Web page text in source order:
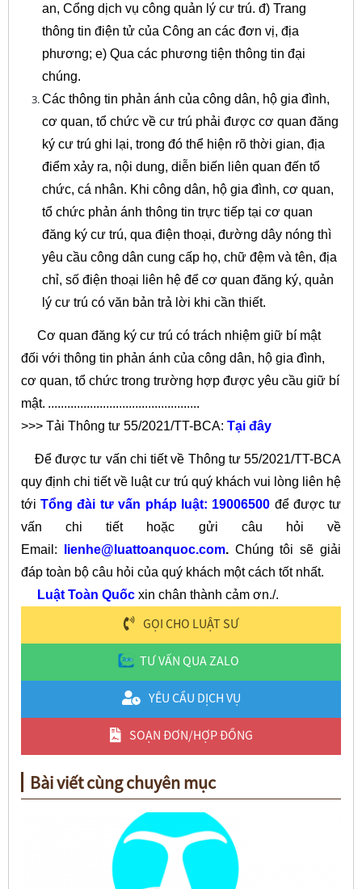
an, Cổng dịch vụ công quản lý cư trú. đ) Trang
thông tin điện tử của Công an các đơn vị, địa
phương; e) Qua các phương tiện thông tin đại
chúng.
Các thông tin phản ánh của công dân, hộ gia đình,
cơ quan, tổ chức về cư trú phải được cơ quan đăng
ký cư trú ghi lại, trong đó thể hiện rõ thời gian, địa
điểm xảy ra, nội dung, diễn biến liên quan đến tổ
chức, cá nhân. Khi công dân, hộ gia đình, cơ quan,
tổ chức phản ánh thông tin trực tiếp tại cơ quan
đăng ký cư trú, qua điện thoại, đường dây nóng thì
yêu cầu công dân cung cấp họ, chữ đệm và tên, địa
chỉ, số điện thoại liên hệ để cơ quan đăng ký, quản
lý cư trú có văn bản trả lời khi cần thiết.
Cơ quan đăng ký cư trú có trách nhiệm giữ bí mật
đối với thông tin phản ánh của công dân, hộ gia đình,
cơ quan, tổ chức trong trường hợp được yêu cầu giữ bí
mật. ...............................................
>>> Tải Thông tư 55/2021/TT-BCA: Tại đây
Để được tư vấn chi tiết về Thông tư 55/2021/TT-BCA
quy định chi tiết về luật cư trú quý khách vui lòng liên hệ
tớiTổng đài tư vấn pháp luật: 19006500 để được tư
vấn chi tiết hoặc gửi câu hỏi về
Email:
lienhe@luattoanquoc.com.Chúng tôi sẽ giải
đáp toàn bộ câu hỏi của quý khách một cách tốt nhất.
Luật Toàn Quốcxin chân thành cảm ơn./.
GỌI CHO LUẬT SƯ
TƯ VẤN QUA ZALO
YÊU CẦU DỊCH VỤ
SOẠN ĐƠN/HỢP ĐỒNG
Bài viết cùng chuyên mục